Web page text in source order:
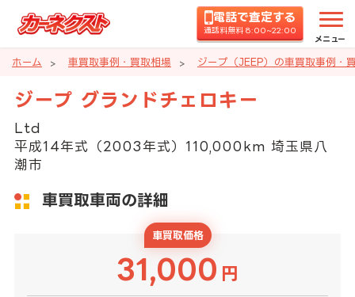
電話で査定する
通話料無料 8:00~22:00
メニュー
ホーム 車買取事例・買取相場 ジープ（JEEP）の車買取事例・
ジープ グランドチェロキー
Ltd
平成14年式（2003年式）110,000km 埼玉県八
潮市
車買取車両の詳細
車買取価格
31,000 円